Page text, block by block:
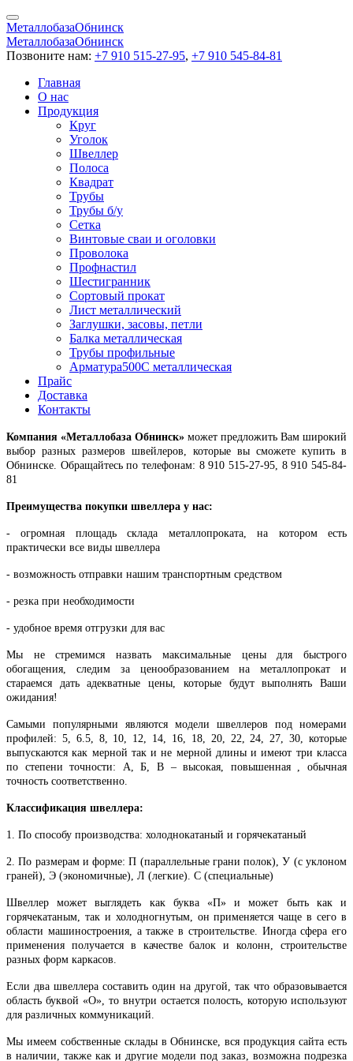
МеталлобазаОбнинск
МеталлобазаОбнинск
Позвоните нам: +7 910 515-27-95, +7 910 545-84-81
Главная
О нас
Продукция
Круг
Уголок
Швеллер
Полоса
Квадрат
Трубы
Трубы б/у
Сетка
Винтовые сваи и оголовки
Проволока
Профнастил
Шестигранник
Сортовый прокат
Лист металлический
Заглушки, засовы, петли
Балка металлическая
Трубы профильные
Арматура500С металлическая
Прайс
Доставка
Контакты
Компания «Металлобаза Обнинск» может предложить Вам широкий
выбор разных размеров швейлеров, которые вы сможете купить в
Обнинске. Обращайтесь по телефонам: 8 910 515-27-95, 8 910 545-84-
81
Преимущества покупки швеллера у нас:
- огромная площадь склада металлопроката, на котором есть
практически все виды швеллера
- возможность отправки нашим транспортным средством
- резка при необходимости
- удобное время отгрузки для вас
Мы не стремимся назвать максимальные цены для быстрого
обогащения, следим за ценообразованием на металлопрокат и
стараемся дать адекватные цены, которые будут выполнять Ваши
ожидания!
Самыми популярными являются модели швеллеров под номерами
профилей: 5, 6.5, 8, 10, 12, 14, 16, 18, 20, 22, 24, 27, 30, которые
выпускаются как мерной так и не мерной длины и имеют три класса
по степени точности: А, Б, В – высокая, повышенная , обычная
точность соответственно.
Классификация швеллера:
1. По способу производства: холоднокатаный и горячекатаный
2. По размерам и форме: П (параллельные грани полок), У (с уклоном
граней), Э (экономичные), Л (легкие). С (специальные)
Швеллер может выглядеть как буква «П» и может быть как и
горячекатаным, так и холодногнутым, он применяется чаще в сего в
области машиностроения, а также в строительстве. Иногда сфера его
применения получается в качестве балок и колонн, строительстве
разных форм каркасов.
Если два швеллера составить один на другой, так что образовывается
область буквой «О», то внутри остается полость, которую используют
для различных коммуникаций.
Мы имеем собственные склады в Обнинске, вся продукция сайта есть
в наличии, также как и другие модели под заказ, возможна подрезка